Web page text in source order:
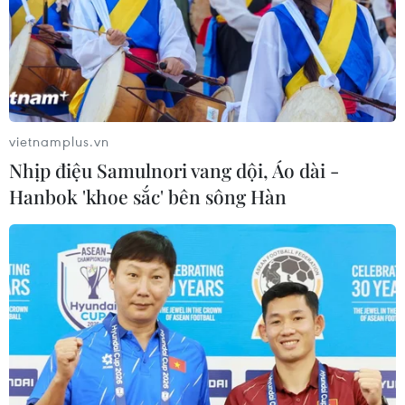
Venezuela khởi động đàm phán về
tiến trình chuyển giao chính trị
07/08/2026 02:58
Sập công trình tại Cuba khiến 2
người tử vong
07/08/2026 01:48
Đảng Cộng hòa đề xuất dự luật trao
thêm thẩm quyền thuế quan cho ông
Trump
07/08/2026 00:33
Cựu Giám đốc Viện Quốc gia về Dị
vietnamplus.vn
Nhịp điệu Samulnori vang dội, Áo dài -
Hanbok 'khoe sắc' bên sông Hàn